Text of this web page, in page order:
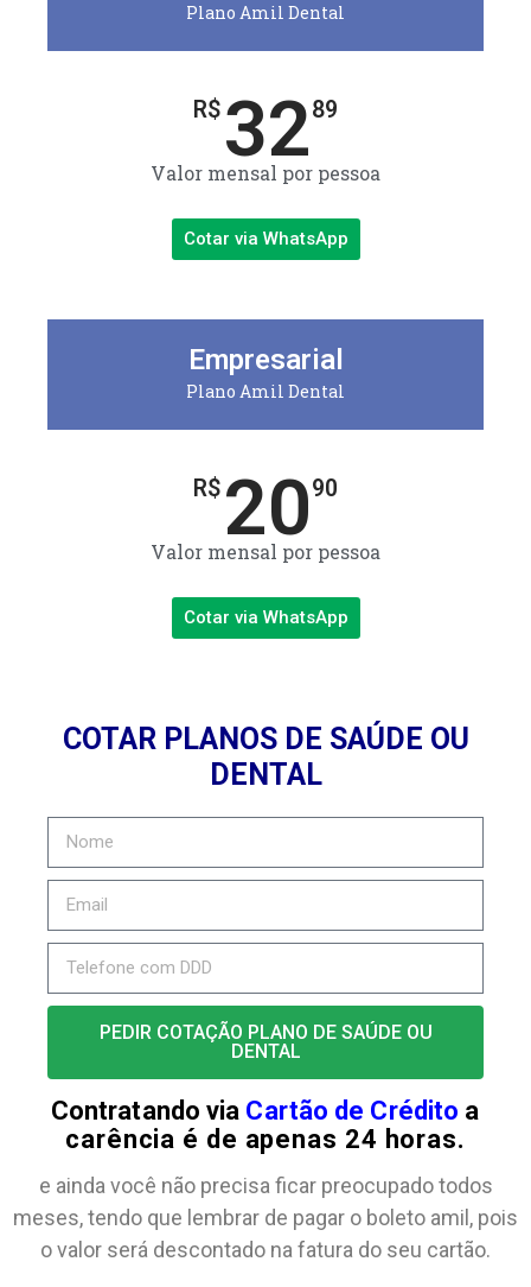
Plano Amil Dental
R$ 3289
Valor mensal por pessoa
Cotar via WhatsApp
Empresarial
Plano Amil Dental
R$ 2090
Valor mensal por pessoa
Cotar via WhatsApp
COTAR PLANOS DE SAÚDE OU
DENTAL
PEDIR COTAÇÃO PLANO DE SAÚDE OU
DENTAL
Contratando via Cartão de Crédito a
carência é de apenas 24 horas.
e ainda você não precisa ficar preocupado todos
meses, tendo que lembrar de pagar o boleto amil, pois
o valor será descontado na fatura do seu cartão.